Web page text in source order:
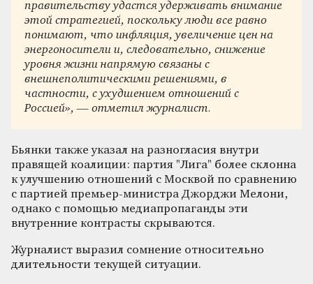
правительству удастся удерживать внимание
этой стратегией, поскольку люди все равно
понимают, что инфляция, увеличение цен на
энергоносители и, следовательно, снижение
уровня жизни напрямую связаны с
внешнеполитическими решениями, в
частности, с ухудшением отношений с
Россией», — отметил журналист.
Бьянки также указал на разногласия внутри
правящей коалиции: партия "Лига" более склонна
к улучшению отношений с Москвой по сравнению
с партией премьер-министра Джорджи Мелони,
однако с помощью медиапропаганды эти
внутренние контрасты скрываются.
Журналист выразил сомнение относительно
длительности текущей ситуации.